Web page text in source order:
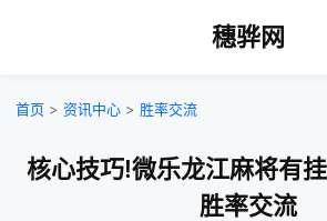
穗骅网
首页 > 资讯中心 > 胜率交流
核心技巧!微乐龙江麻将有
胜率交流